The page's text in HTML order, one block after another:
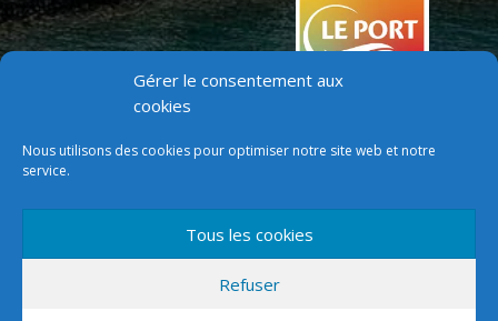
Gérer le consentement aux
cookies
Nous utilisons des cookies pour optimiser notre site web et notre
service.
Tous les cookies
Refuser